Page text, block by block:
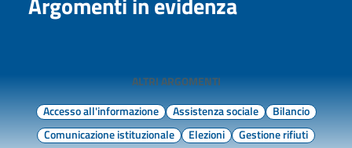
ALTRI ARGOMENTI
Accesso all'informazione
Assistenza sociale
Bilancio
Comunicazione istituzionale
Elezioni
Gestione rifiuti